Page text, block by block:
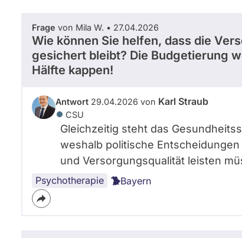
Frage von Mila W. • 27.04.2026
Wie können Sie helfen, dass die
gesichert bleibt? Die Budgetierung
Hälfte kappen!
Antwort 29.04.2026 von Karl Straub
CSU
Gleichzeitig steht das
weshalb politische
und Versorgungsqualität leisten
Psychotherapie Bayern